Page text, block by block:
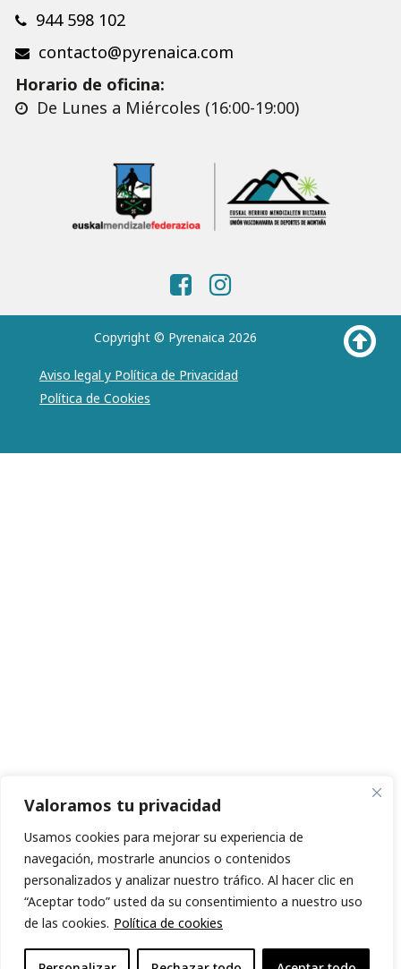
Valoramos tu privacidad
Usamos cookies para mejorar su experiencia de
navegación, mostrarle anuncios o contenidos
personalizados y analizar nuestro tráfico. Al hacer clic en
“Aceptar todo” usted da su consentimiento a nuestro uso
de las cookies. Política de cookies
944 598 102
contacto@pyrenaica.com
Horario de oficina:
De Lunes a Miércoles (16:00-19:00)
Copyright © Pyrenaica 2026
Aviso legal y Política de Privacidad
Política de Cookies